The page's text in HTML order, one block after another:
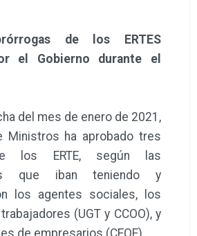
de los ERTES
el Gobierno durante el
del mes de enero de 2021,
Ministros ha aprobado tres
los ERTE, según las
que iban teniendo y
los agentes sociales, los
(UGT y CCOO), y
de empresarios (CEOE).